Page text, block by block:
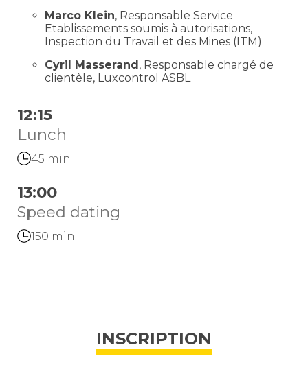
Marco Klein, Responsable Service
Etablissements soumis à autorisations,
Inspection du Travail et des Mines (ITM)
Cyril Masserand , Responsable chargé de
clientèle, Luxcontrol ASBL
12:15
Lunch
45 min
13:00
Speed dating
150 min
INSCRIPTION